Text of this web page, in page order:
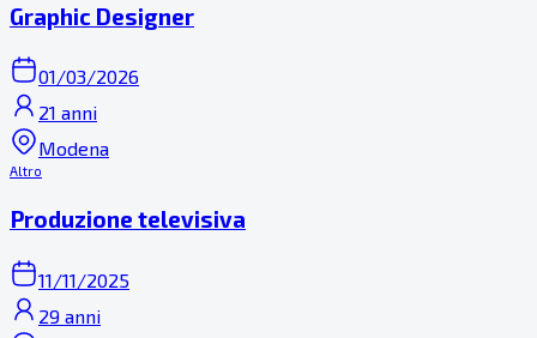
Graphic Designer
01/03/2026
21 anni
Modena
Altro
Produzione televisiva
11/11/2025
29 anni